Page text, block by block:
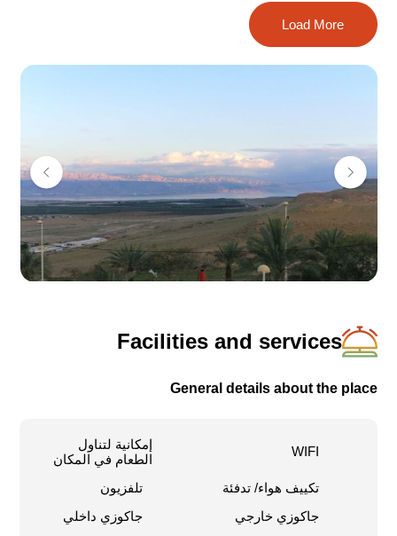
واحة في الصحراء للأزواج والعائلات، المجموعات، المتنزّهين
ومحبي الطبيعة.
في المجمع
Load More
Facilities and services
General details about the place
WIFI
إمكانية لتناول
الطعام في المكان
تكييف هواء/ تدفئة
تلفزيون
جاكوزي خارجي
جاكوزي داخلي